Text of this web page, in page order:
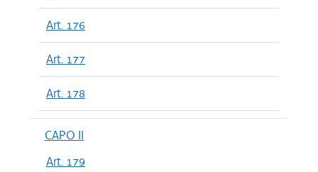
Art. 176
Art. 177
Art. 178
CAPO II
Art. 179